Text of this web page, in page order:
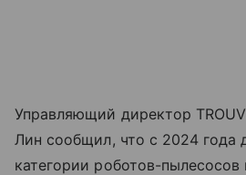
Управляющий директор
Лин сообщил, что с 2024 года
категории роботов-